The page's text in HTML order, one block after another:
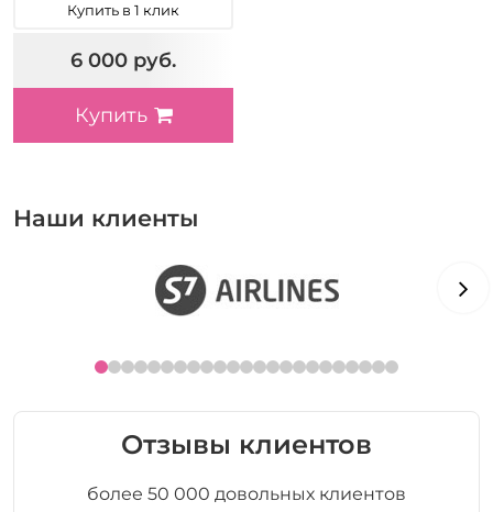
Купить в 1 клик
6 000 руб.
Купить
Наши клиенты
Отзывы клиентов
более 50 000 довольных клиентов